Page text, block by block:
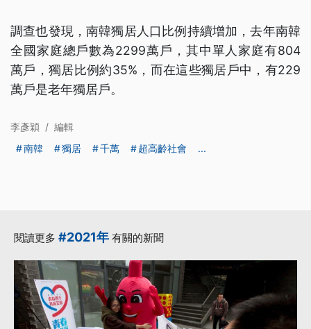
調查也發現，南韓獨居人口比例持續增加，去年南韓
全國家庭總戶數為2299萬戶，其中單人家庭有804
萬戶，獨居比例約35%，而在這些獨居戶中，有229
萬戶是老年獨居戶。
李彥穎 / 編輯
南韓
獨居 千萬 超高齡社會 ...
閱讀更多 #2021年 有關的新聞